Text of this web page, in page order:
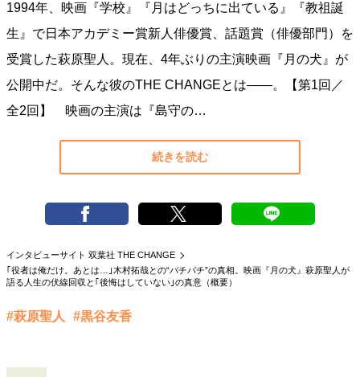
経営・ビジネス
リーダーの流儀 変革の原動力
次世代へのバトン
トップが描く未来
40代からの景色 50代のリアル
パートナーとの歩み方
親になるということ
熱狂できるもの
1994年、映画『学校』『月はどっちに出ている』『教祖誕
生』で日本アカデミー賞新人俳優賞、話題賞（俳優部門）を
受賞した萩原聖人。現在、4年ぶりの主演映画『月の犬』が
公開中だ。そんな彼のTHE CHANGEとは――。【第1回／
全2回】 映画の主演は『島守の…
続きを読む
インタビューサイト 双葉社 THE CHANGE
｢役者は俺だけ。あとは…｣木村拓哉との“バチバチ”の真相。映画『月の犬』萩原聖人が
語る人生の伏線回収と｢後悔はしていない｣の真意（概要）
#萩原聖人 #黒谷友香